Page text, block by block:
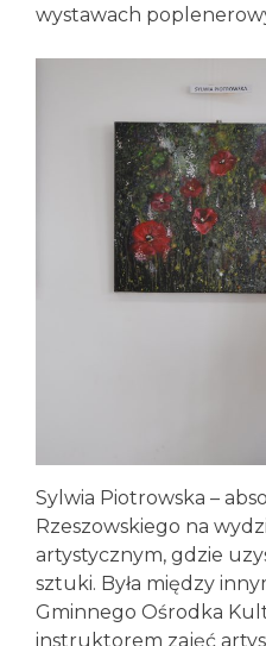
wystawach
Sylwia Piotrowska –
Rzeszowskiego na
artystycznym, gdzie
sztuki. Była między
Gminnego Ośrodka
instruktorem zajęć